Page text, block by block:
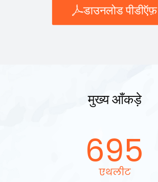
डाउनलोड पीडीऍफ़
मुख्य आँकड़े
695
एथलीट